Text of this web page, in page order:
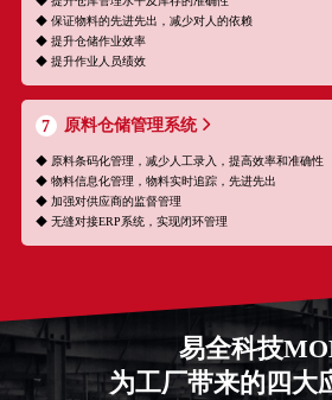
◆ 保证物料的先进先出，减少对人的依赖
◆ 提升仓储作业效率
◆ 提升作业人员绩效
7 原料仓储管理系统
◆ 原料条码化管理，减少人工录入，提高效率和准确性
◆ 物料信息化管理，物料实时追踪，先进先出
◆ 加强对供应商的监督管理
◆ 无缝对接ERP系统，实现闭环管理
易全科技
为工厂带来的四大